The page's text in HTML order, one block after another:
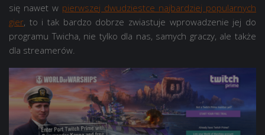
się nawet w pierwszej dwudziestce najbardziej popularnych
gier, to i tak bardzo dobrze zwiastuje wprowadzenie jej do
programu Twicha, nie tylko dla nas, samych graczy, ale także
dla streamerów.